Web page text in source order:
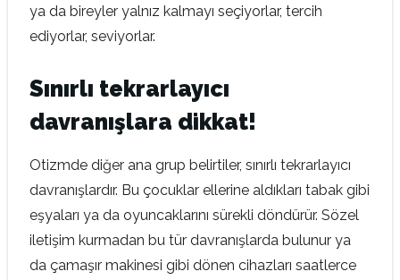
ya da bireyler yalnız kalmayı seçiyorlar, tercih
ediyorlar, seviyorlar.
Sınırlı tekrarlayıcı
davranışlara dikkat!
Otizmde diğer ana grup belirtiler, sınırlı tekrarlayıcı
davranışlardır. Bu çocuklar ellerine aldıkları tabak gibi
eşyaları ya da oyuncaklarını sürekli döndürür. Sözel
iletişim kurmadan bu tür davranışlarda bulunur ya
da çamaşır makinesi gibi dönen cihazları saatlerce